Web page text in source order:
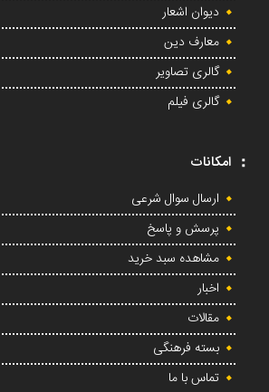
دیوان اشعار
معارف دین
گالری تصاویر
گالری فیلم
امکانات
ارسال سوال شرعی
پرسش و پاسخ
مشاهده سبد خرید
اخبار
مقالات
بسته فرهنگی
تماس با ما